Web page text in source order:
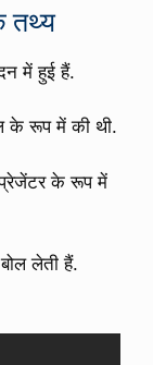
तथ्य
में हुई हैं.
के रूप में की थी.
के रूप में
लेती हैं.